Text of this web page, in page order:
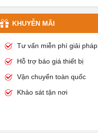
KHUYỄN MÃI
Tư vấn miễn phí giải pháp
Hỗ trợ báo giá thiết bị
Vận chuyển toàn quốc
Khảo sát tận nơi